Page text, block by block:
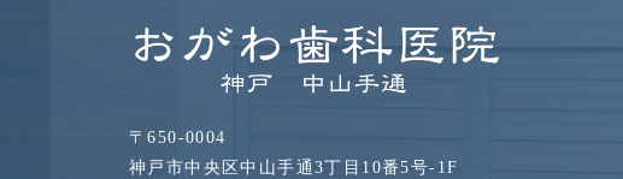
〒650-0004
神戸市中央区中山手通3丁目10番5号-1F